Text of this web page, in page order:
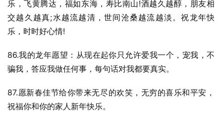
乐，飞黄腾达，福如东海，寿比南山!酒越久越醇，朋友相
交越久越真;水越流越清，世间沧桑越流越淡。祝龙年快
乐，时时好心情!
86.我的龙年愿望：从现在起你只允许爱我一个，宠我，不
骗我，答应我做任何事，每句话对我都要真实。
87.愿新春佳节给你带来无尽的欢笑，无穷的喜乐和平安，
祝福你和你的家人新年快乐。